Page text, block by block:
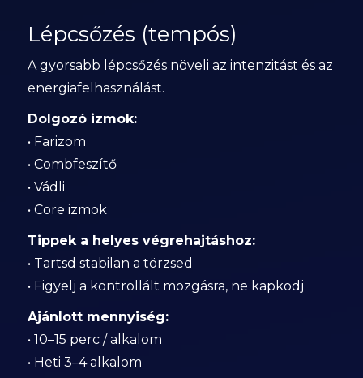
Lépcsőzés (tempós)
A gyorsabb lépcsőzés növeli az intenzitást és az
energiafelhasználást.
Dolgozó izmok:
• Farizom
• Combfeszítő
• Vádli
• Core izmok
Tippek a helyes végrehajtáshoz:
• Tartsd stabilan a törzsed
• Figyelj a kontrollált mozgásra, ne kapkodj
Ajánlott mennyiség:
• 10–15 perc / alkalom
• Heti 3–4 alkalom